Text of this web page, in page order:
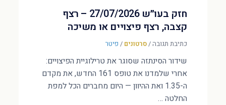
חזק בעו״ש 27/07/2026 – רצף
קצבה, רצף פיצויים או משיכה
כתיבת תגובה/סרטונים / פיטר
שידור הסינתזה שסוגר את טרילוגיית הפיצויים:
אחרי שלמדנו את טופס 161 החדש, את מקדם
ה-1.35 ואת ההיוון — היום מחברים הכל למפת
החלטה …